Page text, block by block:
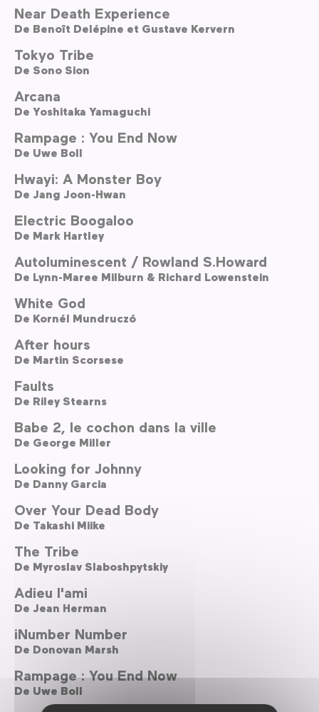
Near Death Experience
De Benoît Delépine et Gustave Kervern
Tokyo Tribe
De Sono Sion
Arcana
De Yoshitaka Yamaguchi
Rampage : You End Now
De Uwe Boll
Hwayi: A Monster Boy
De Jang Joon-Hwan
Electric Boogaloo
De Mark Hartley
Autoluminescent / Rowland S.Howard
De Lynn-Maree Milburn & Richard Lowenstein
White God
De Kornél Mundruczó
After hours
De Martin Scorsese
Faults
De Riley Stearns
Babe 2, le cochon dans la ville
De George Miller
Looking for Johnny
De Danny Garcia
Over Your Dead Body
De Takashi Miike
The Tribe
De Myroslav Slaboshpytskiy
Adieu l'ami
De Jean Herman
iNumber Number
De Donovan Marsh
Rampage : You End Now
De Uwe Boll